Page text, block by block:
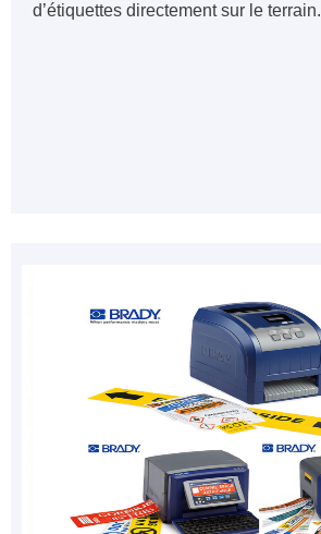
d’étiquettes directement sur le terrain.